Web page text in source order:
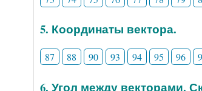
5. Координаты вектора.
87 88 90 93 94 95 96
6. Угол между векторами.